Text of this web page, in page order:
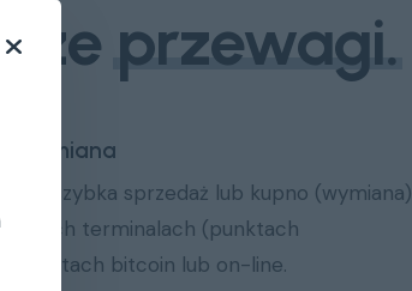
przewagi.
wymiana
szybka sprzedaż lub kupno (wymiana)
terminalach (punktach
automatach bitcoin lub on-line.